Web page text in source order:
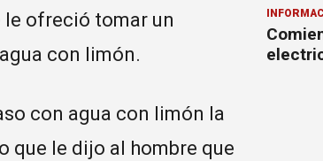
le ofreció tomar un
con limón.
con agua con limón la
que le dijo al hombre que